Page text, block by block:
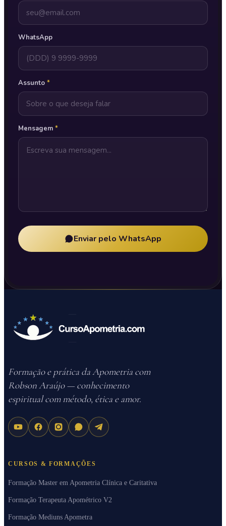
WhatsApp
Assunto*
Mensagem*
Enviar pelo WhatsApp
Formação e prática da Apometria com
Robson Araújo — conhecimento
espiritual com método, ética e amor.
CURSOS & FORMAÇÕES
Formação Master em Apometria Clínica e Caritativa
Formação Terapeuta Apométrico V2
Formação Mediuns Apometra